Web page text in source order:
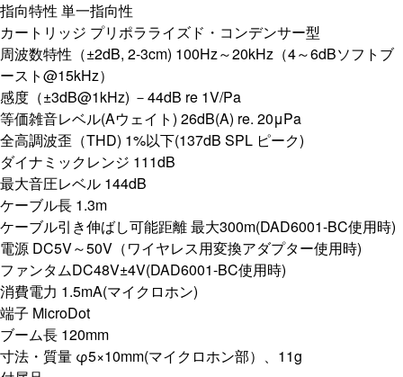
指向特性 単一指向性
カートリッジ プリポラライズド・コンデンサー型
周波数特性（±2dB, 2-3cm) 100Hz～20kHz（4～6dBソフトブ
ースト@15kHz）
感度（±3dB@1kHz) －44dB re 1V/Pa
等価雑音レベル(Aウェイト) 26dB(A) re. 20μPa
全高調波歪（THD) 1%以下(137dB SPL ピーク)
ダイナミックレンジ 111dB
最大音圧レベル 144dB
ケーブル長 1.3m
ケーブル引き伸ばし可能距離 最大300m(DAD6001-BC使用時)
電源 DC5V～50V（ワイヤレス用変換アダプター使用時)
ファンタムDC48V±4V(DAD6001-BC使用時)
消費電力 1.5mA(マイクロホン)
端子 MicroDot
ブーム長 120mm
寸法・質量 φ5×10mm(マイクロホン部）、11g